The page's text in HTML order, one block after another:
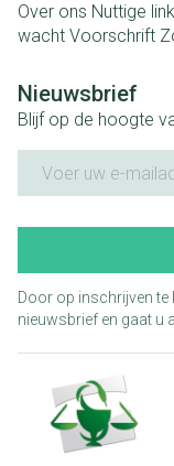
Over ons Nuttige
wacht Voorschrift
Nieuwsbrief
Blijf op de hoogte
Door op inschrijven
nieuwsbrief en gaat u